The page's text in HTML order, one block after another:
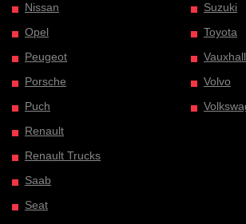
Nissan
Opel
Peugeot
Porsche
Puch
Renault
Renault Trucks
Saab
Seat
Suzuki
Toyota
Vauxhall
Volvo